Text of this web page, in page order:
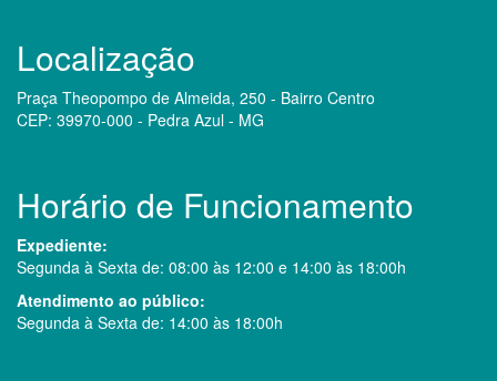
Localização
Praça Theopompo de Almeida, 250 - Bairro Centro
CEP: 39970-000 - Pedra Azul - MG
Horário de Funcionamento
Expediente:
Segunda à Sexta de: 08:00 às 12:00 e 14:00 às 18:00h
Atendimento ao público:
Segunda à Sexta de: 14:00 às 18:00h